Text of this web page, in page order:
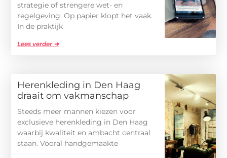
strategie of strengere wet- en
regelgeving. Op papier klopt het vaak.
In de praktijk
Lees verder ➜
Herenkleding in Den Haag
draait om vakmanschap
Steeds meer mannen kiezen voor
exclusieve herenkleding in Den Haag
waarbij kwaliteit en ambacht centraal
staan. Vooral handgemaakte